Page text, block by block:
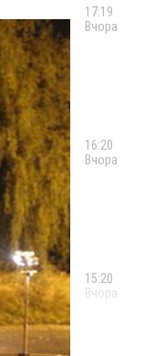
17:19
Вчора
16:20
Вчора
15:20
Вчора